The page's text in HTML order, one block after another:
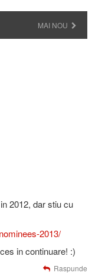
MAI NOU
2012, dar stiu cu
2013/
in continuare! :)
Raspunde